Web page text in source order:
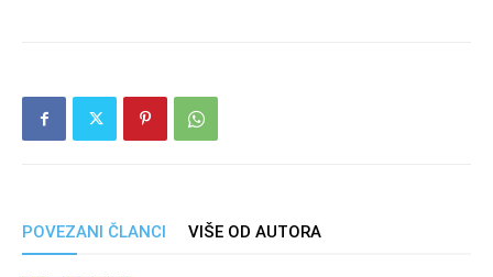
POVEZANI ČLANCI VIŠE OD AUTORA